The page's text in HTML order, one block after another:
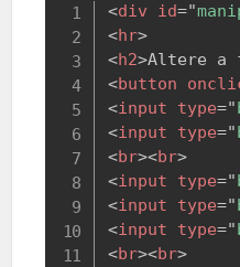
<div id="
<hr>
<h2>Altere a
<button
<input type="
<input type="
<br><br>
<input type="
<input type="
<input type="
<br><br>